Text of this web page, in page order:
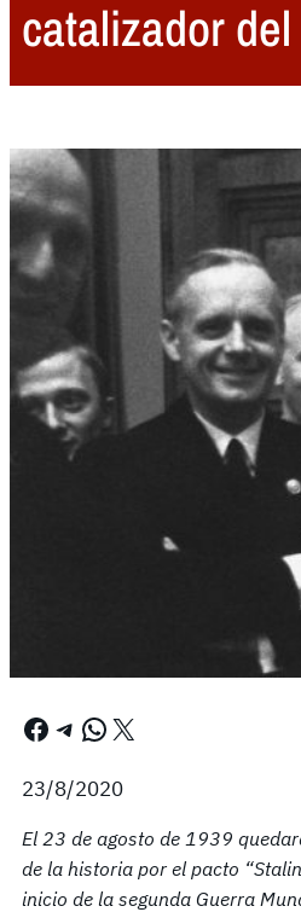
catalizador
Facebook Telegram WhatsApp X
23/8/2020
El 23 de agosto de 1939
de la historia por el pacto
inicio de la segunda Guerra